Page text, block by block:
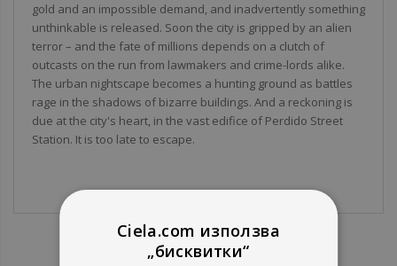
gold and an impossible demand, and inadvertently something
unthinkable is released. Soon the city is gripped by an alien
terror – and the fate of millions depends on a clutch of
outcasts on the run from lawmakers and crime-lords alike.
The urban nightscape becomes a hunting ground as battles
rage in the shadows of bizarre buildings. And a reckoning is
due at the city's heart, in the vast edifice of Perdido Street
Station. It is too late to escape.
Ciela.com използва
„бисквитки“